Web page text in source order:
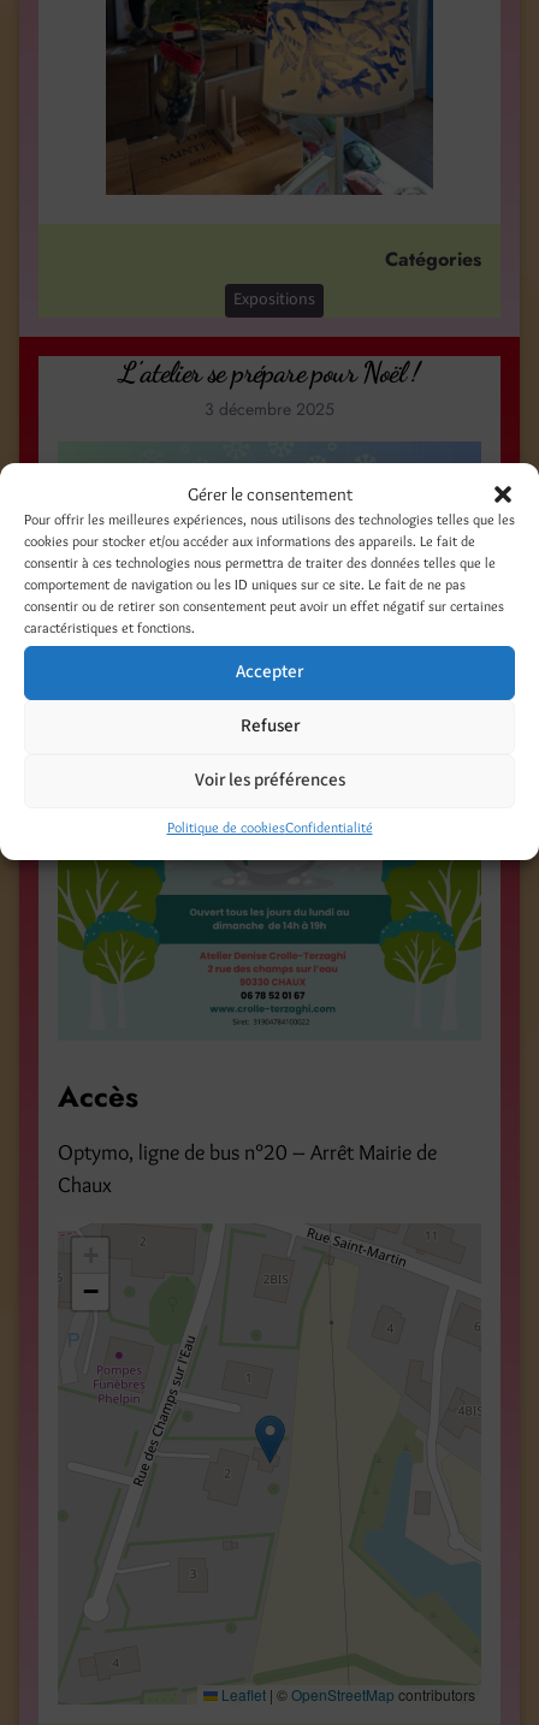
Gérer le consentement
Pour offrir les meilleures expériences, nous utilisons des technologies telles que les
cookies pour stocker et/ou accéder aux informations des appareils. Le fait de
consentir à ces technologies nous permettra de traiter des données telles que le
comportement de navigation ou les ID uniques sur ce site. Le fait de ne pas
consentir ou de retirer son consentement peut avoir un effet négatif sur certaines
caractéristiques et fonctions.
Accepter
Refuser
Voir les préférences
Politique de cookiesConfidentialité
Catégories
Expositions
L’atelier se prépare pour Noël !
3 décembre 2025
Accès
Optymo, ligne de bus n°20 – Arrêt Mairie de
Chaux
−
Leaflet | ©OpenStreetMap contributors